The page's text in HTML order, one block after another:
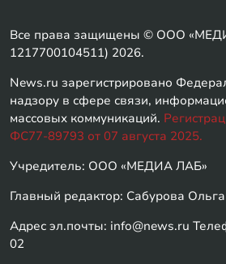
Все права защищены © ООО
1217700104511) 2026.
News.ru зарегистрировано
надзору в сфере связи,
массовых коммуникаций.
ФС77-89793 от 07 августа 2025.
Учредитель: ООО «МЕДИА ЛАБ»
Главный редактор: Сабурова
Адрес эл.почты: info@news.ru
02